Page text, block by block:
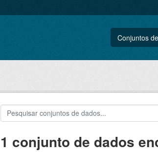
Conjuntos
1 conjunto de dados